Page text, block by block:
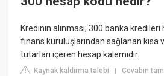
Kredinin alınması; 300 banka
finans kuruluşlarından sağlanan kısa
tutarları içeren hesap kalemidir.
Kaynak kaldırma talebi |Cevabın